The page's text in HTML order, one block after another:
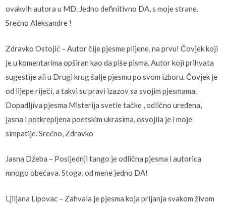
ovakvih autora u MD. Jedno definitivno DA, s moje strane.
Srećno Aleksandre !
Zdravko Ostojić – Autor čije pjesme plijene, na prvu! Čovjek koji
je u komentarima opširan kao da piše pisma. Autor koji prihvata
sugestije ali u Drugi krug šalje pjesmu po svom izboru. Čovjek je
od lijepe riječi, a takvi su pravi izazov sa svojim pjesmama.
Dopadljiva pjesma Misterija svetle tačke , odlično uređena,
jasna i potkrepljena poetskim ukrasima, osvojila je i moje
simpatije. Srećno, Zdravko
Jasna Džeba – Posljednji tango je odlična pjesma i autorica
mnogo obećava. Stoga, od mene jedno DA!
Ljiljana Lipovac – Zahvala je pjesma koja prijanja svakom živom